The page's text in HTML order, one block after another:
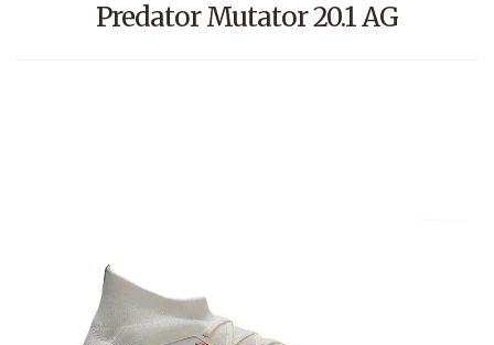
Predator Mutator 20.1 AG